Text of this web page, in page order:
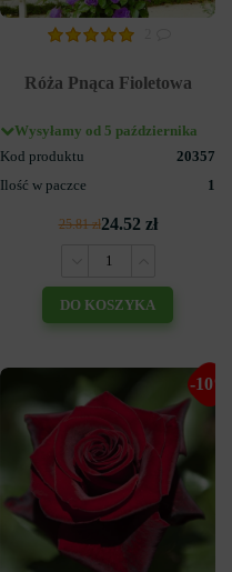
Róża Pnąca Fioletowa
Wysyłamy od 5 października
Kod produktu
20357
Ilość w paczce
1
25.81 zł24.52 zł
DO KOSZYKA
-10%